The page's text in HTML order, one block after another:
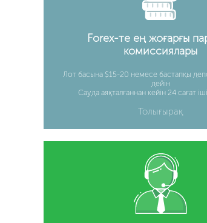
Forex-те ең жоғарғы
комиссиялары
Лот басына $15-20 немесе бастапқы
дейін
Сауда аяқталғаннан кейін 24 сағат
Толығырақ